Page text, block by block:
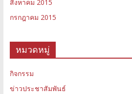
สิงหาคม 2015
กรกฎาคม 2015
หมวดหมู่
กิจกรรม
ข่าวประชาสัมพันธ์